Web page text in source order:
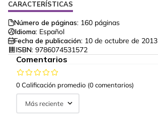
CARACTERÍSTICAS
Número de páginas: 160 páginas
Idioma: Español
Fecha de publicación: 10 de octubre de 2013
ISBN: 9786074531572
Comentarios
0 Calificación promedio (0 comentarios)
Más reciente